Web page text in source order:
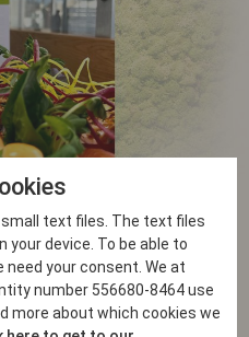
Trollbäcken
om. Vi vet att sushi betyder
text files. The text files
device. To be able to
your consent. We at
number 556680-8464 use
more about which cookies we